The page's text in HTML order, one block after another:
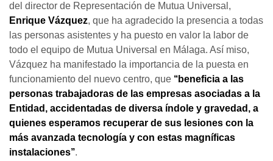
del director de Representación de Mutua Universal,
Enrique Vázquez, que ha agradecido la presencia a todas
las personas asistentes y ha puesto en valor la labor de
todo el equipo de Mutua Universal en Málaga. Así miso,
Vázquez ha manifestado la importancia de la puesta en
funcionamiento del nuevo centro, que ‘‘beneficia a las
personas trabajadoras de las empresas asociadas a la
Entidad, accidentadas de diversa índole y gravedad, a
quienes esperamos recuperar de sus lesiones con la
más avanzada tecnología y con estas magníficas
instalaciones’’.